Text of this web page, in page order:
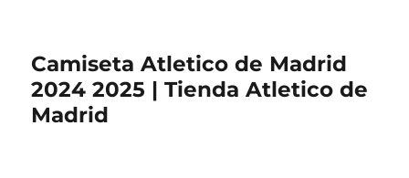
Camiseta Atletico de Madrid
2024 2025 | Tienda Atletico de
Madrid